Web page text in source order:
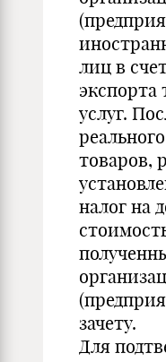
лиц в
экспорта
услуг.
товаров,
налог на
зачету.
Для